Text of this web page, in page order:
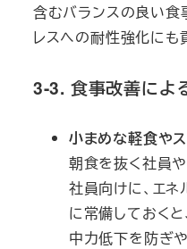
含むバランスの良い食
レスへの耐性強化にも
3-3. 食事改善によ
小まめな軽食や
朝食を抜く社員
社員向けに、エ
に常備しておく
中力低下を防ぎや